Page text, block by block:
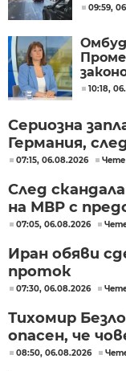
09:59,
10:18,
Сериозна
Германия,
07:15, 06.08.2026 Чете
След
на МВР с
07:05, 06.08.2026
Иран обяви
проток
07:30, 06.08.2026
Тихомир
опасен, че
08:50, 06.08.2026